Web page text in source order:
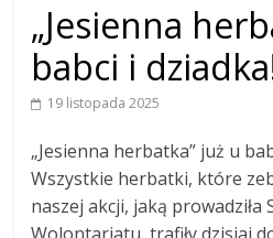
„Jesienna
babci i
19 listopada 2025
„Jesienna herbatka” już u
Wszystkie herbatki, które
naszej akcji, jaką prowadziła